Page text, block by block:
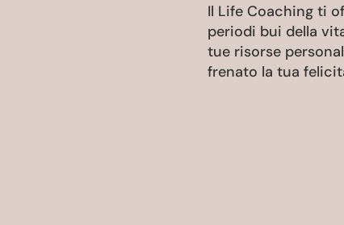
Il Life Coaching ti
periodi bui della
tue risorse
frenato la tua